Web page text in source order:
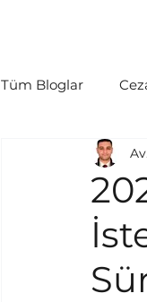
Tüm Bloglar
Tüketici Hukuku
Politikalar